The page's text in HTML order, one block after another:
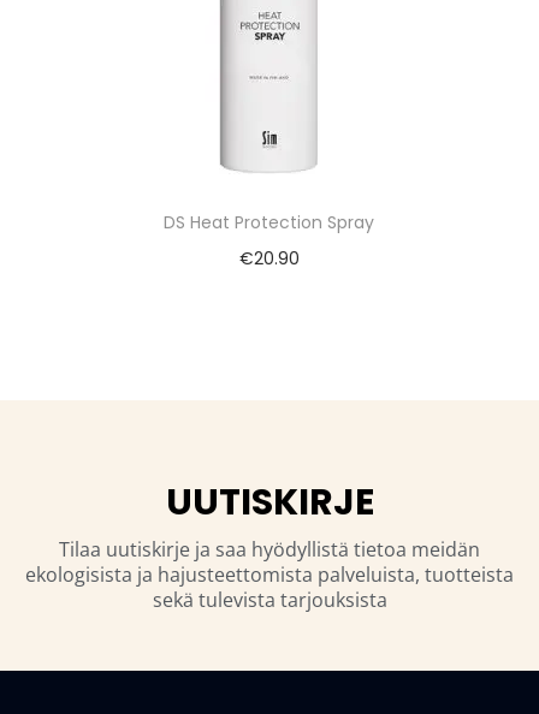
DS Heat Protection Spray
€20.90
UUTISKIRJE
Tilaa uutiskirje ja saa hyödyllistä tietoa meidän
ekologisista ja hajusteettomista palveluista, tuotteista
sekä tulevista tarjouksista